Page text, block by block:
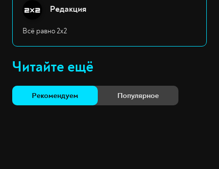
Редакция
Всё равно 2х2
Читайте ещё
Рекомендуем Популярное